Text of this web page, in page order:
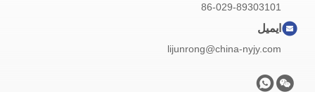
86-029-89303101
ایمیل
lijunrong@china-nyjy.com